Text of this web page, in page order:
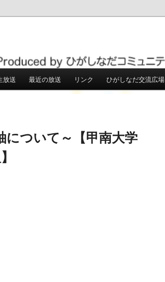
放送 最近の放送 リンク ひがしなだ交流広場
について～【甲南大学